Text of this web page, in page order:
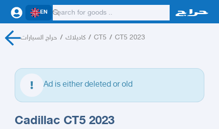
EN
حراج السيارات / كاديلاك / CT5 / CT5 2023
Ad is either deleted or old
Cadillac CT5 2023